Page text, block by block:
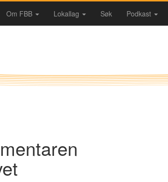
Om FBB Lokallag Søk Podkast